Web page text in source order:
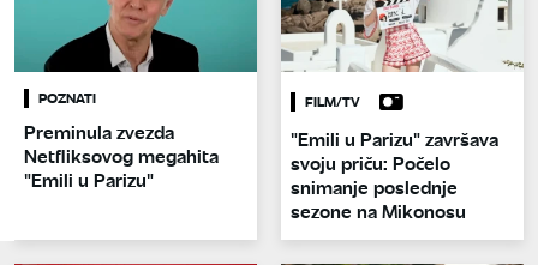
POZNATI
Preminula zvezda
Netfliksovog megahita
"Emili u Parizu"
FILM/TV
"Emili u Parizu" završava
svoju priču: Počelo
snimanje poslednje
sezone na Mikonosu